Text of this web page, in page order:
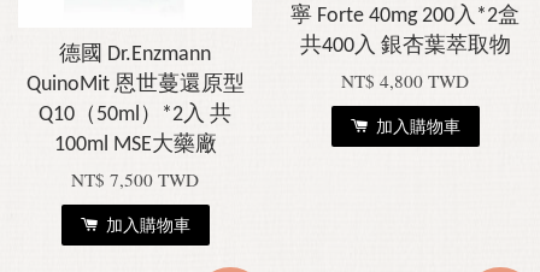
德國 Dr.Enzmann
QuinoMit 恩世蔓還原型
Q10（50ml）*2入 共
100ml MSE大藥廠
NT$ 7,500 TWD
加入購物車
寧 Forte 40mg 200入*2盒
共400入 銀杏葉萃取物
NT$ 4,800 TWD
加入購物車